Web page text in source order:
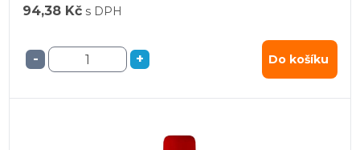
94,38 Kč s DPH
- + Do košíku